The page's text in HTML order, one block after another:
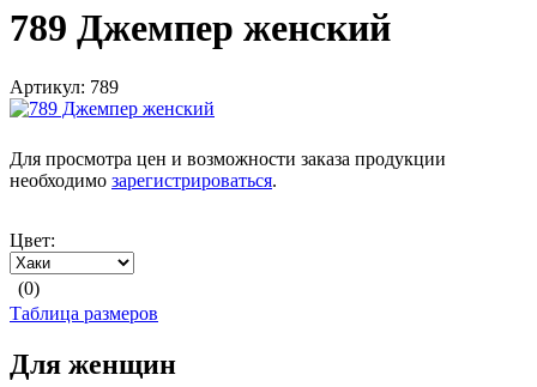
789 Джемпер женский
Артикул: 789
Для просмотра цен и возможности заказа продукции
необходимо зарегистрироваться.
Цвет:
(0)
Таблица размеров
Для женщин